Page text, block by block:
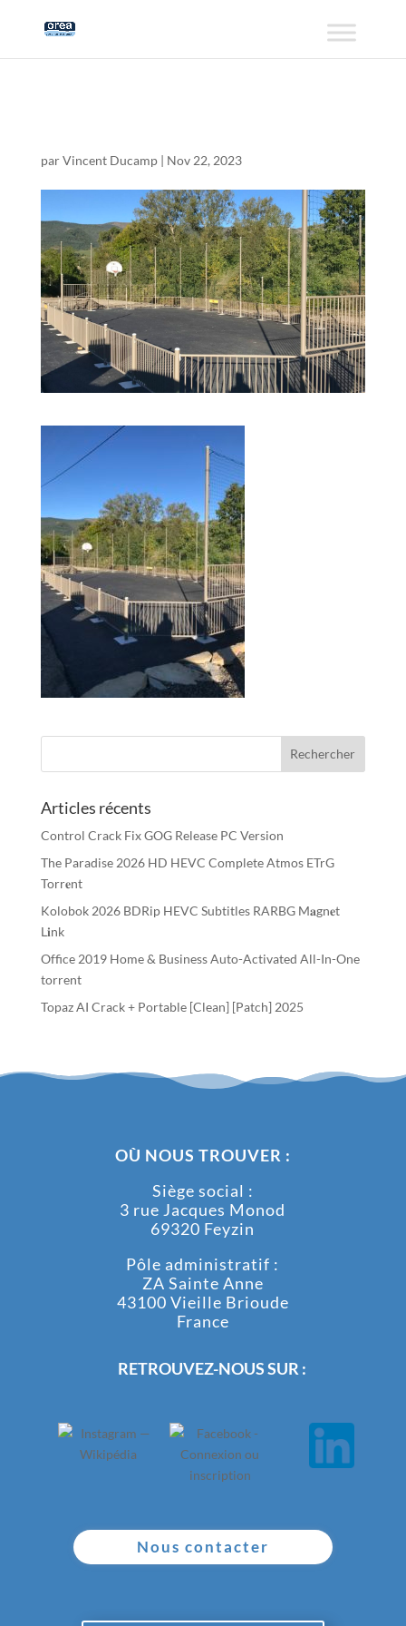
parVincent Ducamp| Nov 22, 2023
Articles récents
Control Crack Fix GOG Release PC Version
The Paradise 2026 HD HEVC Complete Atmos ETrG
Torr𝐞nt
Kolobok 2026 BDRip HEVC Subtitles RARBG M𝐚gn𝐞t
L𝐢nk
Office 2019 Home & Business Auto-Activated All-In-One
torrent
Topaz AI Crack + Portable [Clean] [Patch] 2025
OÙ NOUS TROUVER :
Siège social :
3 rue Jacques Monod
69320 Feyzin
Pôle administratif :
ZA Sainte Anne
43100 Vieille Brioude
France
RETROUVEZ-NOUS SUR :
Nous contacter